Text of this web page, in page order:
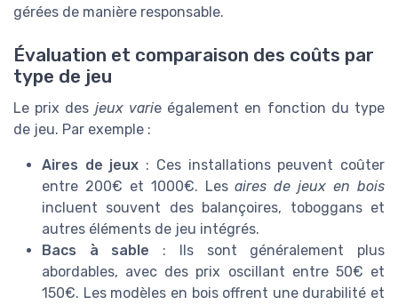
gérées de manière responsable.
Évaluation et comparaison des coûts par
type de jeu
Le prix des jeux varie également en fonction du type
de jeu. Par exemple :
Aires de jeux : Ces installations peuvent coûter
entre 200€ et 1000€. Lesaires de jeux en bois
incluent souvent des balançoires, toboggans et
autres éléments de jeu intégrés.
Bacs à sable : Ils sont généralement plus
abordables, avec des prix oscillant entre 50€ et
150€. Les modèles en bois offrent une durabilité et